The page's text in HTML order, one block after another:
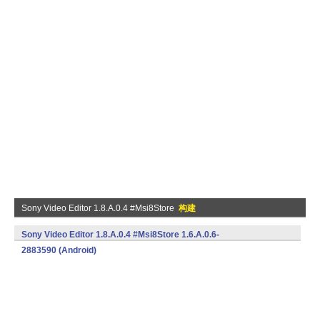
Sony Video Editor 1.8.A.0.4 #Msi8Store 构建
Sony Video Editor 1.8.A.0.4 #Msi8Store 1.6.A.0.6-
2883590 (Android)